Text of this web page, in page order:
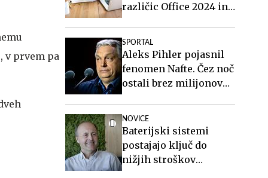
v prvem pa
različic Office 2024 in
SPORTAL
Aleks Pihler pojasnil
fenomen Nafte. Čez noč
ostali brez milijonov
NOVICE
Baterijski sistemi
postajajo ključ do
nižjih stroškov